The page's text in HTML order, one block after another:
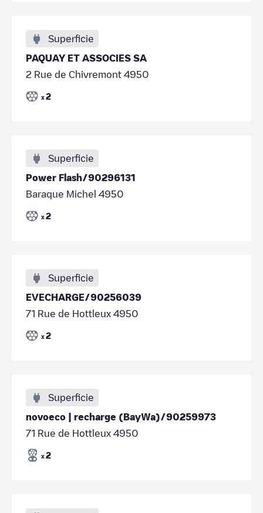
Superficie
PAQUAY ET ASSOCIES SA
2 Rue de Chivremont 4950
x 2
Superficie
Power Flash/90296131
Baraque Michel 4950
x 2
Superficie
EVECHARGE/90256039
71 Rue de Hottleux 4950
x 2
Superficie
novoeco | recharge (BayWa)/90259973
71 Rue de Hottleux 4950
x 2